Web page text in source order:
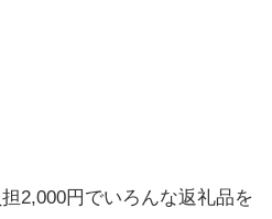
2,000円でいろんな返礼品を